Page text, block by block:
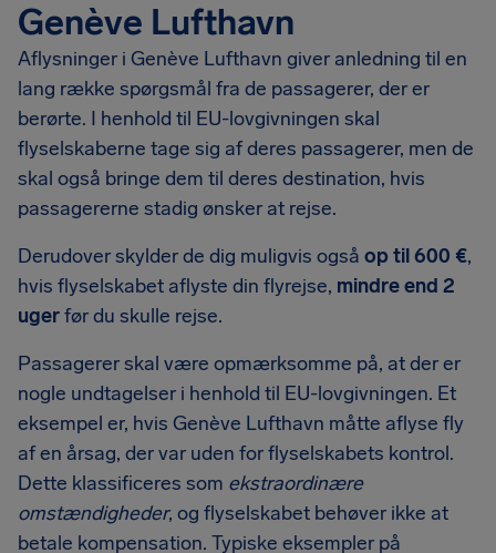
Genève Lufthavn
Aflysninger i Genève Lufthavn giver anledning til en
lang række spørgsmål fra de passagerer, der er
berørte. I henhold til EU-lovgivningen skal
flyselskaberne tage sig af deres passagerer, men de
skal også bringe dem til deres destination, hvis
passagererne stadig ønsker at rejse.
Derudover skylder de dig muligvis også op til 600 €,
hvis flyselskabet aflyste din flyrejse, mindre end 2
ugerfør du skulle rejse.
Passagerer skal være opmærksomme på, at der er
nogle undtagelser i henhold til EU-lovgivningen. Et
eksempel er, hvis Genève Lufthavn måtte aflyse fly
af en årsag, der var uden for flyselskabets kontrol.
Dette klassificeres som ekstraordinære
omstændigheder, og flyselskabet behøver ikke at
betale kompensation. Typiske eksempler på